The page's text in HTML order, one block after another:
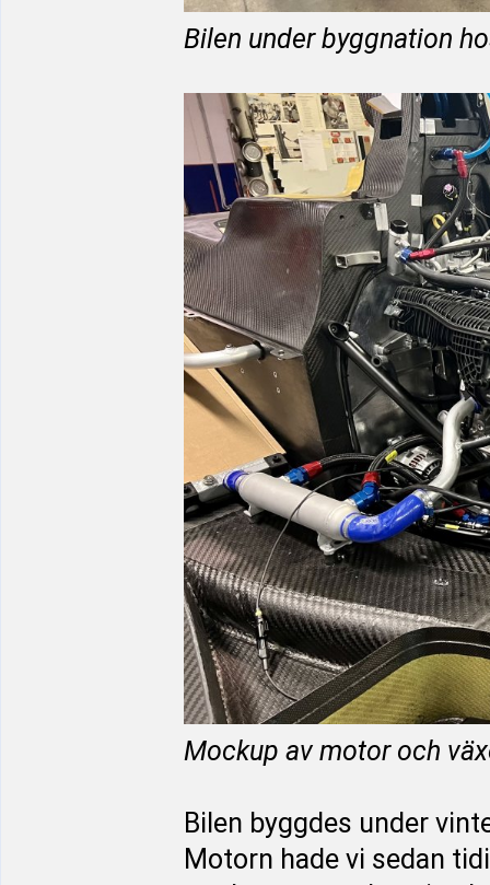
Bilen under byggnation
Mockup av motor och
Bilen byggdes under
Motorn hade vi sedan